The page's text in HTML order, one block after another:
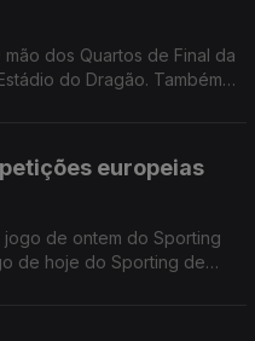
dos Quartos de Final da
do Dragão. Também
europeias
do Sporting
de hoje do Sporting de